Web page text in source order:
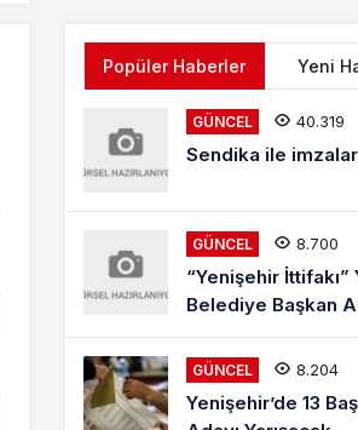
Popüler Haberler Yeni
GÜNCEL 40.319
Sendika ile imzalar
GÜNCEL 8.700
“Yenişehir İttifakı”
Belediye Başkan
Mehmet Kaya
GÜNCEL 8.204
Yenişehir’de 13